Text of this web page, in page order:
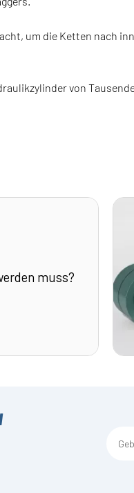
um die Ketten nach
von
muss?